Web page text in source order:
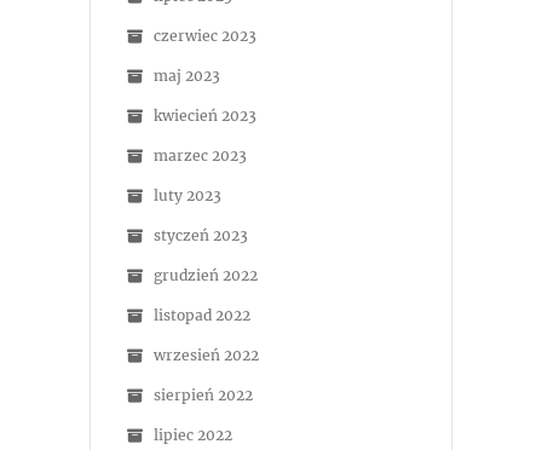
czerwiec 2023
maj 2023
kwiecień 2023
marzec 2023
luty 2023
styczeń 2023
grudzień 2022
listopad 2022
wrzesień 2022
sierpień 2022
lipiec 2022